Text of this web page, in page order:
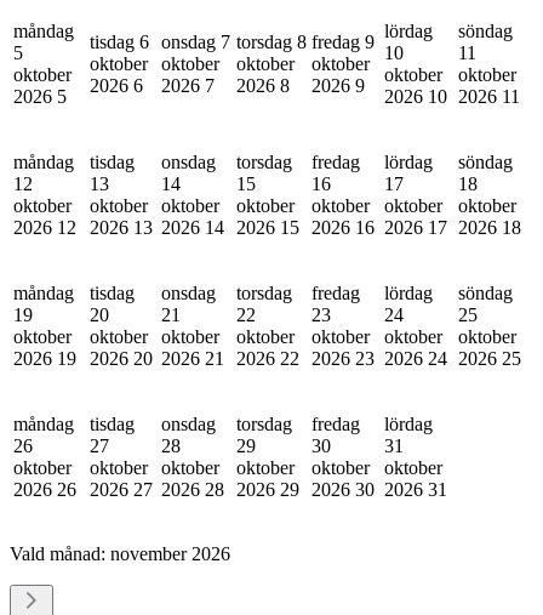
måndag
5
oktober
2026 5
tisdag 6
oktober
2026 6
onsdag 7
oktober
2026 7
torsdag 8
oktober
2026 8
fredag 9
oktober
2026 9
lördag
10
oktober
2026 10
söndag
11
oktober
2026 11
måndag
12
oktober
2026 12
tisdag
13
oktober
2026 13
onsdag
14
oktober
2026 14
torsdag
15
oktober
2026 15
fredag
16
oktober
2026 16
lördag
17
oktober
2026 17
söndag
18
oktober
2026 18
måndag
19
oktober
2026 19
tisdag
20
oktober
2026 20
onsdag
21
oktober
2026 21
torsdag
22
oktober
2026 22
fredag
23
oktober
2026 23
lördag
24
oktober
2026 24
söndag
25
oktober
2026 25
måndag
26
oktober
2026 26
tisdag
27
oktober
2026 27
onsdag
28
oktober
2026 28
torsdag
29
oktober
2026 29
fredag
30
oktober
2026 30
lördag
31
oktober
2026 31
Vald månad: november 2026